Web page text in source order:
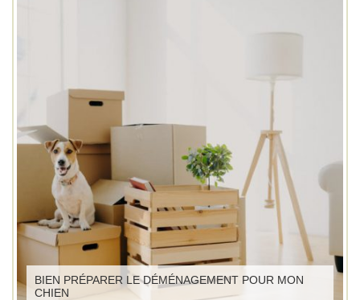
BIEN PRÉPARER LE DÉMÉNAGEMENT POUR MON
CHIEN